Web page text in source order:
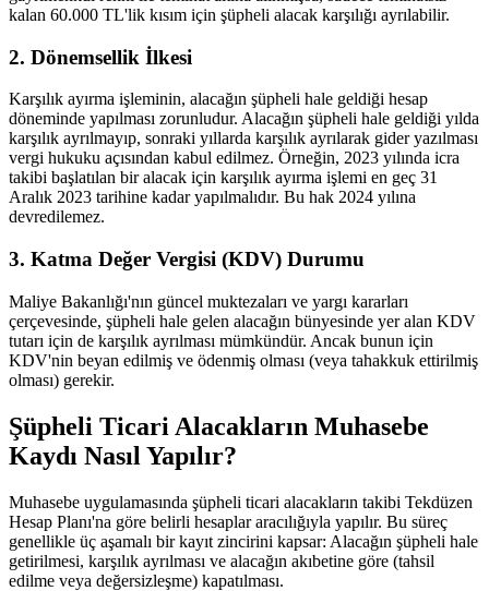
kalan 60.000 TL'lik kısım için şüpheli alacak karşılığı ayrılabilir.
2. Dönemsellik İlkesi
Karşılık ayırma işleminin, alacağın şüpheli hale geldiği hesap
döneminde yapılması zorunludur. Alacağın şüpheli hale geldiği yılda
karşılık ayrılmayıp, sonraki yıllarda karşılık ayrılarak gider yazılması
vergi hukuku açısından kabul edilmez. Örneğin, 2023 yılında icra
takibi başlatılan bir alacak için karşılık ayırma işlemi en geç 31
Aralık 2023 tarihine kadar yapılmalıdır. Bu hak 2024 yılına
devredilemez.
3. Katma Değer Vergisi (KDV) Durumu
Maliye Bakanlığı'nın güncel muktezaları ve yargı kararları
çerçevesinde, şüpheli hale gelen alacağın bünyesinde yer alan KDV
tutarı için de karşılık ayrılması mümkündür. Ancak bunun için
KDV'nin beyan edilmiş ve ödenmiş olması (veya tahakkuk ettirilmiş
olması) gerekir.
Şüpheli Ticari Alacakların Muhasebe
Kaydı Nasıl Yapılır?
Muhasebe uygulamasında şüpheli ticari alacakların takibi Tekdüzen
Hesap Planı'na göre belirli hesaplar aracılığıyla yapılır. Bu süreç
genellikle üç aşamalı bir kayıt zincirini kapsar: Alacağın şüpheli hale
getirilmesi, karşılık ayrılması ve alacağın akıbetine göre (tahsil
edilme veya değersizleşme) kapatılması.